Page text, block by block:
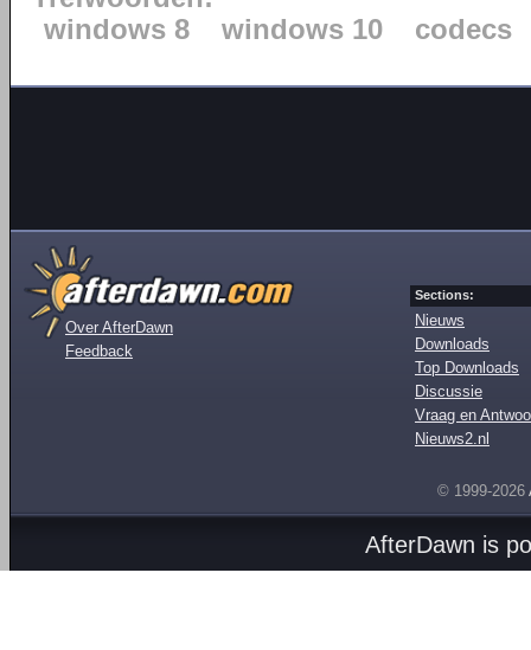
windows 8
windows 10 codecs
Over AfterDawn
Feedback
Sections:
Nieuws
Downloads
Top Downloads
Discussie
Vraag en
Nieuws2.nl
© 1999-2026
AfterDawn is